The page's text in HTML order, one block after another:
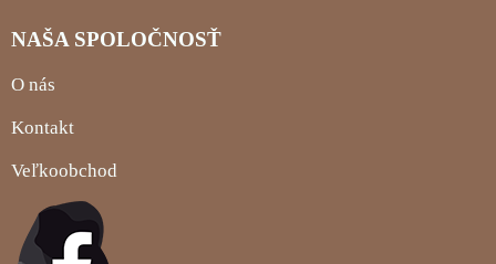
NAŠA SPOLOČNOSŤ
O nás
Kontakt
Veľkoobchod